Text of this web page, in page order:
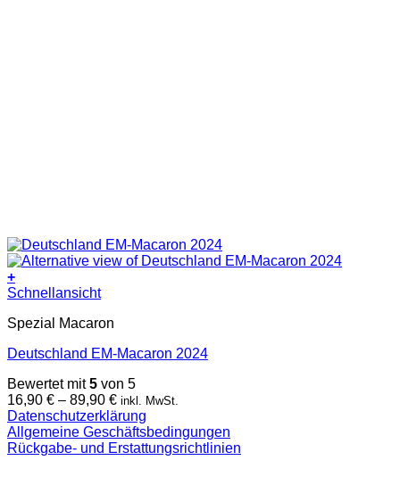
+
Dieses
weist
Varianten
Die
Optionen
können
auf
der
Schnellansicht
Spezial Macaron
Deutschland EM-Macaron 2024
Bewertet mit5 von 5
16,90 € – 89,90 €Preisspanne:
16,90 €
bis
89,90 €
inkl. MwSt.
Datenschutzerklärung
Allgemeine Geschäftsbedingungen
Rückgabe- und Erstattungsrichtlinien